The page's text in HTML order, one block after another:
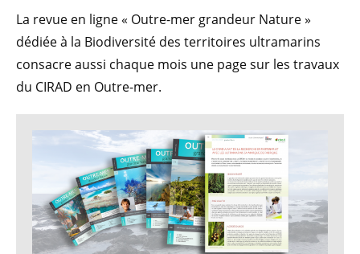
La revue en ligne « Outre-mer grandeur Nature »
dédiée à la Biodiversité des territoires ultramarins
consacre aussi chaque mois une page sur les travaux
du CIRAD en Outre-mer.